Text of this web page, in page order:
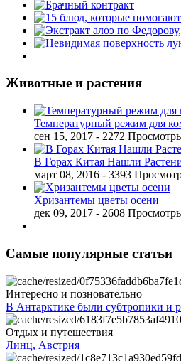
Животные и растения
Температурный режим для
сен 15, 2017 - 2272
В Горах Китая Нашли
март 08, 2016 - 3393
Хризантемы цветы осени
дек 09, 2017 - 2608
Самые популярные статьи
Интересно и позновательно
В Антарктике были субтропики и
Отдых и путешествия
Линц, Австрия